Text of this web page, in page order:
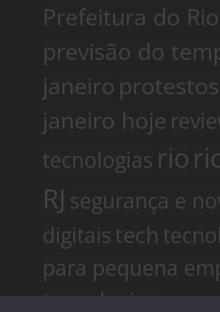
Prefeitura do
previsão do
janeiro
janeiro hoje
tecnologias rio
RJ segurança e
digitaistech
para pequena
tecnologias